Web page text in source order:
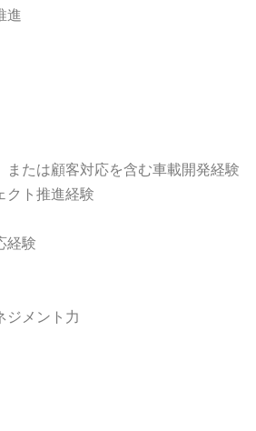
進
たは顧客対応を含む車載開発経験
クト推進経験
経験
ジメント力